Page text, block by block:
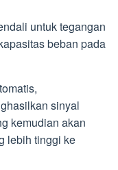
untuk tegangan
beban pada
sinyal
kemudian akan
lebih tinggi ke